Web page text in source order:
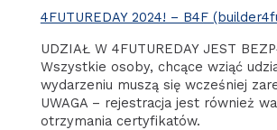
4FUTUREDAY 2024! – B4F
UDZIAŁ W 4FUTUREDAY JEST
Wszystkie osoby, chcące wziąć
wydarzeniu muszą się wcześniej
UWAGA – rejestracja jest również
otrzymania certyfikatów.